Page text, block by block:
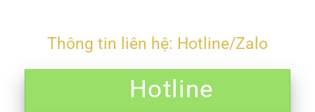
Thông tin liên hệ: Hotline/Zalo
Hotline